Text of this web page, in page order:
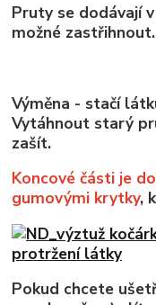
Pruty se dodávají
možné zastřihnout.
Výměna - stačí
Vytáhnout starý
zašít.
Koncové části je
gumovými krytky,
Pokud chcete